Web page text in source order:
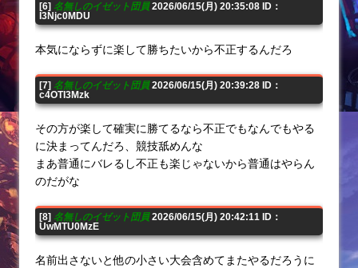
[6] 名無しのイゼット団員2026/06/15(月) 20:35:08 ID：
I3Njc0MDU
本気にならずに楽して勝ちたいから不正するんだろ
[7] 名無しのイゼット団員2026/06/15(月) 20:39:28 ID：
c4OTI3Mzk
その方が楽して確実に勝てるなら不正でもなんでもやる
に決まってんだろ、競技舐めんな
まあ普通にバレるし不正も楽じゃないから普通はやらん
のだがな
[8] 名無しのイゼット団員2026/06/15(月) 20:42:11 ID：
UwMTU0MzE
名前出さないと他の小さい大会含めてまたやるだろうに